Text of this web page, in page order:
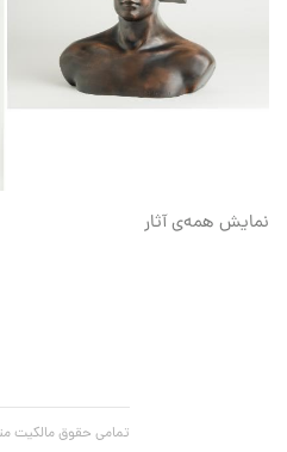
نمایش همه‌ی آثار
تمامی حقوق مالکیت